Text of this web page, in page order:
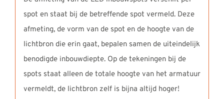
spot en staat bij de betreffende spot vermeld. Deze
afmeting, de vorm van de spot en de hoogte van de
lichtbron die erin gaat, bepalen samen de uiteindelijk
benodigde inbouwdiepte. Op de tekeningen bij de
spots staat alleen de totale hoogte van het armatuur
vermeldt, de lichtbron zelf is bijna altijd hoger!